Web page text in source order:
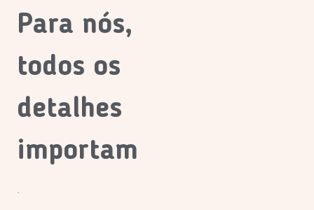
Para nós,
todos os
detalhes
importam
.